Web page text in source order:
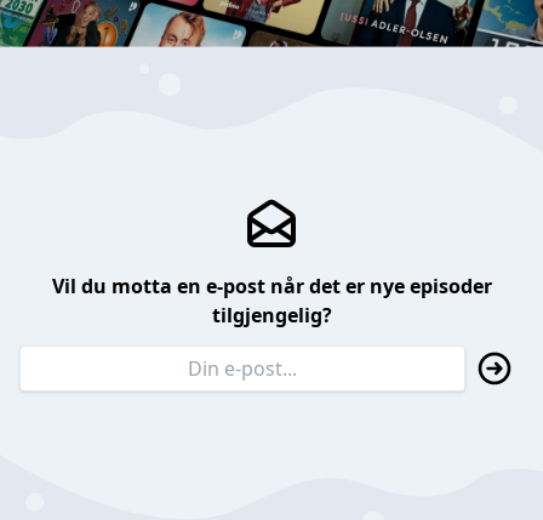
Vil du motta en e-post når det er nye episoder
tilgjengelig?